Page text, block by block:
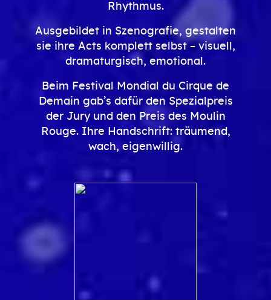
Rhythmus.
Ausgebildet in Szenografie, gestalten
sie ihre Acts komplett selbst – visuell,
dramaturgisch, emotional.
Beim Festival Mondial du Cirque de
Demain gab’s dafür den Spezialpreis
der Jury und den Preis des Moulin
Rouge. Ihre Handschrift: träumend,
wach, eigenwillig.